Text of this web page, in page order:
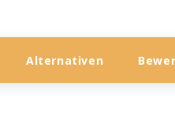
Alternativen